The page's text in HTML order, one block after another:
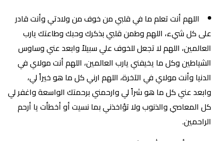
اللهم أنت تعلم ما في قلبي من خوف من ولادتي وأنت قادر
على كل شيء، اللهم وطمن قلبي بذكرك وحبك وطاعتك يارب
العالمين، اللهم لا تجعل للخوف علي سبيلاً وابعد عني وساوس
الشياطين وكل ما يخيفني يارب العالمين، اللهم أنت مولاي في
الدنيا وأنت مولاي في الآخرة، اللهم ارني كل ما هو خيراً لي،
وابعد عني كل ما هو شراً لي وارحمني برحمتك الواسعة واغفر لي
كل المعاصي والذنوب ولا تؤاخذني بما نسيت أو أخطأت يا أرحم
الراحمين.